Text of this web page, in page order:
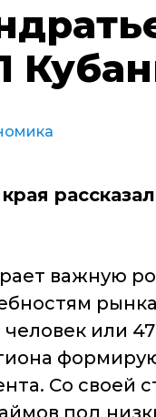
важную
или
Со
под